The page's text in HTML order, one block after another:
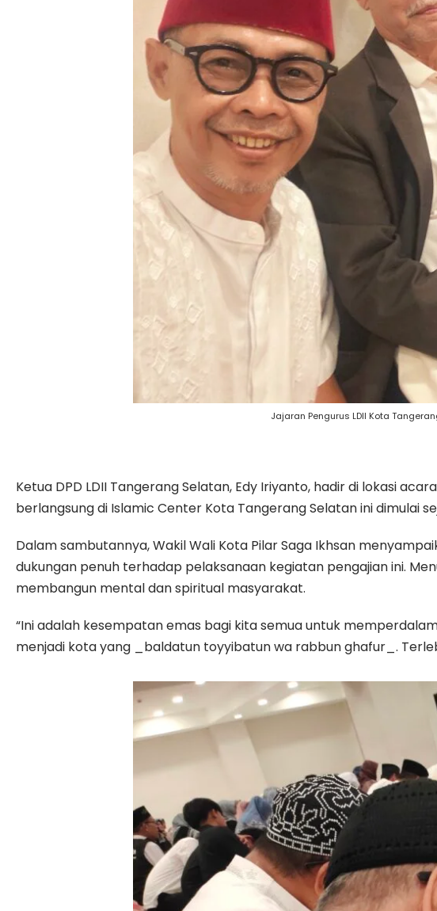
Jajaran Pengurus LDII Kota
Ketua DPD LDII Tangerang Selatan, Edy Iriyanto, hadir di lokasi
berlangsung di Islamic Center Kota Tangerang Selatan ini dimulai
Dalam sambutannya, Wakil Wali Kota Pilar Saga Ikhsan
dukungan penuh terhadap pelaksanaan kegiatan pengajian ini.
membangun mental dan spiritual masyarakat.
“Ini adalah kesempatan emas bagi kita semua untuk
menjadi kota yang _baldatun toyyibatun wa rabbun ghafur_.